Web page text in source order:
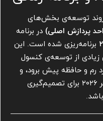
روند توسعه‌ی بخش‌های
در برنامه
برنامه‌ریزی شده است. این
از توسعه‌ی کنسول
رم و حافظه پیش برود، و
سونی این انعطاف را دارد که تا اواخر ۲۰۲۶ برای تصمیم‌گیری